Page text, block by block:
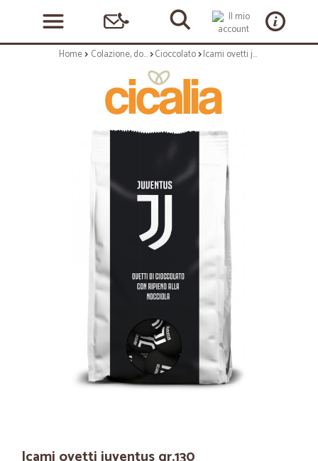
Home Colazione, dolciumi e snack Cioccolato Icami ovetti juventus gr.130